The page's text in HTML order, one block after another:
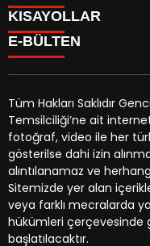
GENÇ
BİNGÖL
ÖZEL HABER
EKONOMİ
YEREL HABERLER
CANLI BORSA
KÜNYE
İLETİŞİM
KISAYOLLAR
BURÇLAR
CANLI TV
HAVA DURUMU
NÖBETÇİ ECZANELER
TRAFİK DURUMU
YEREL HABERLER
GAZETELER
E-BÜLTEN
gencinsesi.com e-
duyuru ve kampanya
kabul etmiş olursunuz.
Tüm Hakları Saklıdır
Temsilciliği’ne ait
fotoğraf, video ile her
gösterilse dahi izin
alıntılanamaz ve
Sitemizde yer alan
veya farklı mecralarda
hükümleri çerçevesinde
başlatılacaktır.